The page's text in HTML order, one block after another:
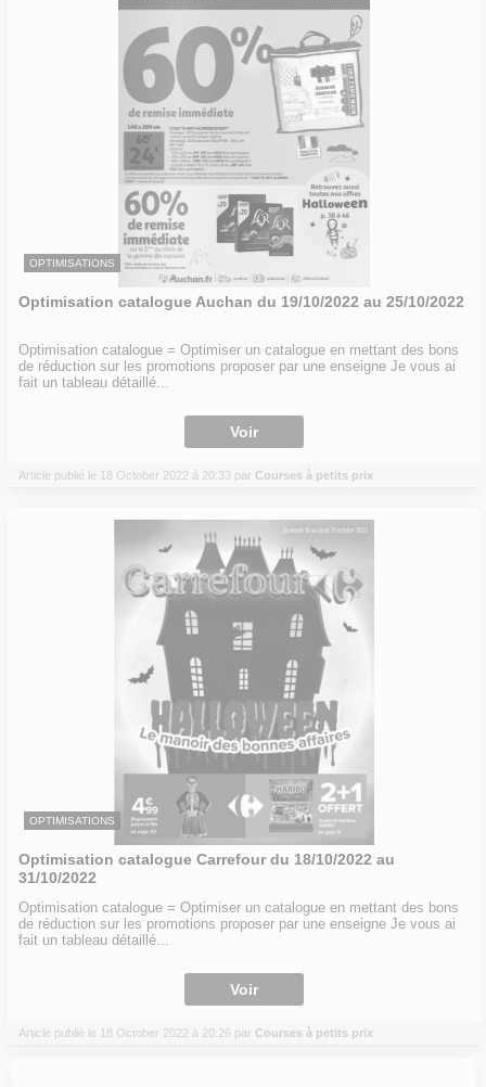
OPTIMISATIONS
Optimisation catalogue Auchan du 19/10/2022 au 25/10/2022
Optimisation catalogue = Optimiser un catalogue en mettant des bons
de réduction sur les promotions proposer par une enseigne Je vous ai
fait un tableau détaillé...
Voir
Article publié le 18 October 2022 à 20:33 par Courses à petits prix
OPTIMISATIONS
Optimisation catalogue Carrefour du 18/10/2022 au
31/10/2022
Optimisation catalogue = Optimiser un catalogue en mettant des bons
de réduction sur les promotions proposer par une enseigne Je vous ai
fait un tableau détaillé...
Voir
Article publié le 18 October 2022 à 20:26 par Courses à petits prix